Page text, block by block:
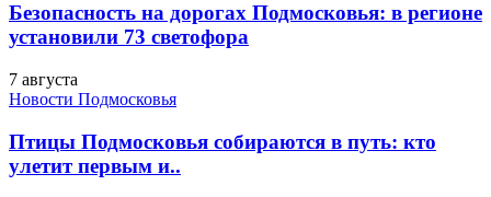
Безопасность на дорогах Подмосковья: в регионе
установили 73 светофора
7 августа
Новости Подмосковья
Птицы Подмосковья собираются в путь: кто
улетит первым и..